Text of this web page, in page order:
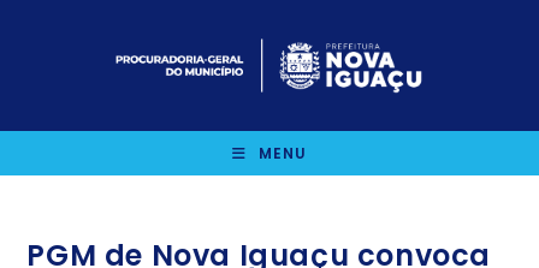
MENU
PGM de Nova Iguaçu convoca